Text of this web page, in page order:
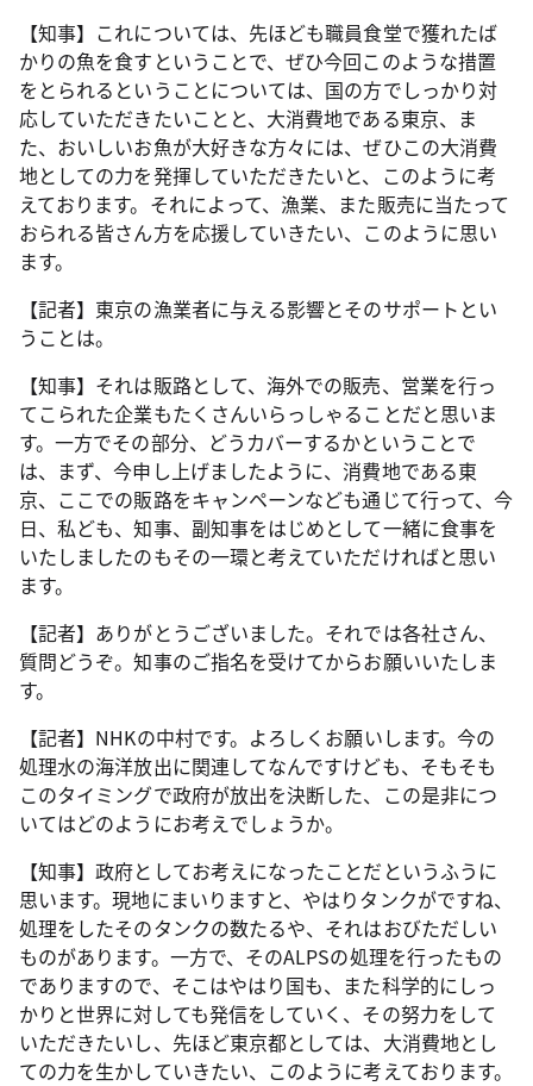
【知事】これについては、先ほども職員食堂で獲れたば
かりの魚を食すということで、ぜひ今回このような措置
をとられるということについては、国の方でしっかり対
応していただきたいことと、大消費地である東京、ま
た、おいしいお魚が大好きな方々には、ぜひこの大消費
地としての力を発揮していただきたいと、このように考
えております。それによって、漁業、また販売に当たって
おられる皆さん方を応援していきたい、このように思い
ます。
【記者】東京の漁業者に与える影響とそのサポートとい
うことは。
【知事】それは販路として、海外での販売、営業を行っ
てこられた企業もたくさんいらっしゃることだと思いま
す。一方でその部分、どうカバーするかということで
は、まず、今申し上げましたように、消費地である東
京、ここでの販路をキャンペーンなども通じて行って、今
日、私ども、知事、副知事をはじめとして一緒に食事を
いたしましたのもその一環と考えていただければと思い
ます。
【記者】ありがとうございました。それでは各社さん、
質問どうぞ。知事のご指名を受けてからお願いいたしま
す。
【記者】NHKの中村です。よろしくお願いします。今の
処理水の海洋放出に関連してなんですけども、そもそも
このタイミングで政府が放出を決断した、この是非につ
いてはどのようにお考えでしょうか。
【知事】政府としてお考えになったことだというふうに
思います。現地にまいりますと、やはりタンクがですね、
処理をしたそのタンクの数たるや、それはおびただしい
ものがあります。一方で、そのALPSの処理を行ったもの
でありますので、そこはやはり国も、また科学的にしっ
かりと世界に対しても発信をしていく、その努力をして
いただきたいし、先ほど東京都としては、大消費地とし
ての力を生かしていきたい、このように考えております。